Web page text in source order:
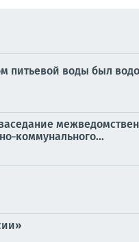
питьевой воды был
коммунального...